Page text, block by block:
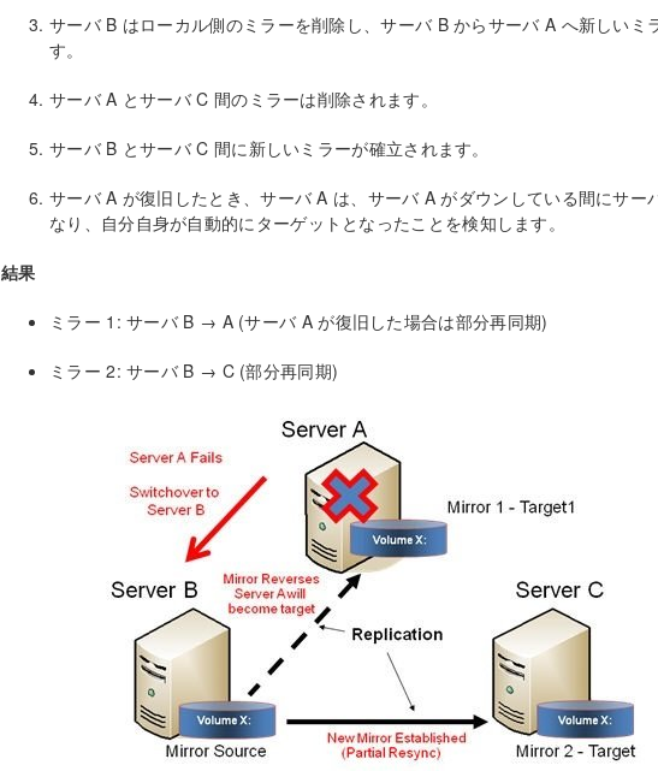
サーバ B はローカル側のミラーを削除し、サーバ B からサーバ A へ新しいミ
す。
サーバ A とサーバ C 間のミラーは削除されます。
サーバ B とサーバ C 間に新しいミラーが確立されます。
サーバ A が復旧したとき、サーバ A は、サーバ A がダウンしている間にサー
なり、自分自身が自動的にターゲットとなったことを検知します。
結果
ミラー 1: サーバ B → A (サーバ A が復旧した場合は部分再同期)
ミラー 2: サーバ B → C (部分再同期)